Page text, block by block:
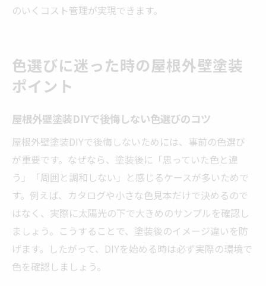
のいくコスト管理が実現できます。
色選びに迷った時の屋根外壁塗装
ポイント
屋根外壁塗装DIYで後悔しない色選びのコツ
屋根外壁塗装DIYで後悔しないためには、事前の色選び
が重要です。なぜなら、塗装後に「思っていた色と違
う」「周囲と調和しない」と感じるケースが多いためで
す。例えば、カタログや小さな色見本だけで決めるので
はなく、実際に太陽光の下で大きめのサンプルを確認し
ましょう。こうすることで、塗装後のイメージ違いを防
げます。したがって、DIYを始める時は必ず実際の環境で
色を確認しましょう。